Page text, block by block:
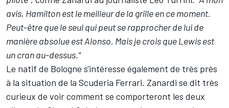
avis, Hamilton est le meilleur de la grille en ce moment.
Peut-être que le seul qui peut se rapprocher de lui de
manière absolue est Alonso. Mais je crois que Lewis est
un cran au-dessus."
Le natif de Bologne s'intéresse également de très près
à la situation de la Scuderia Ferrari. Zanardi se dit très
curieux de voir comment se comporteront les deux